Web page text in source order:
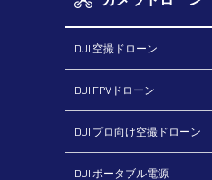
DJI 空撮ドローン
DJI FPVドローン
DJI プロ向け空撮ドローン
DJI ポータブル電源